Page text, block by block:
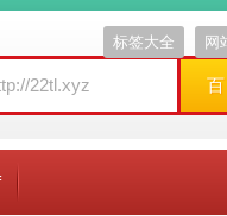
标签大全 网